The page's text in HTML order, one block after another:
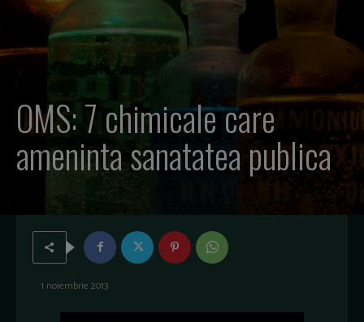
OMS: 7 chimicale care
ameninta sanatatea publica
1 noiembrie 2013